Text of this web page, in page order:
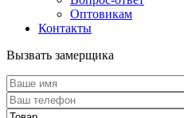
Оптовикам
Контакты
Вызвать замерщика